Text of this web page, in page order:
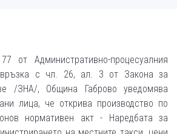
от Административно-процесуалния
с чл. 26, ал. 3 от Закона за
/ЗНА/, Община Габрово уведомява
лица, че открива производство по
нормативен акт - Наредбата за